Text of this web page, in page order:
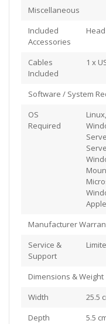
Miscellaneous
Included
Accessories
Cables
Included
1 x
Software / System
OS
Required
Manufacturer
Service &
Support
Dimensions & Weight
Width
25.5
Depth
5.5